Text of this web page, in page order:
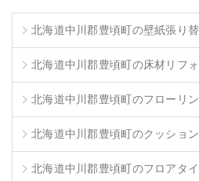
北海道中川郡豊頃町の壁紙張り
北海道中川郡豊頃町の床材リフ
北海道中川郡豊頃町のフローリ
北海道中川郡豊頃町のクッショ
北海道中川郡豊頃町のフロアタ